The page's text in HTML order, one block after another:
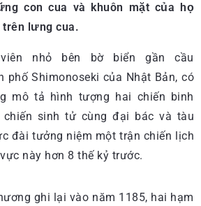
con cua và khuôn mặt của họ
lưng cua.
nhỏ bên bờ biển gần cầu
phố Shimonoseki của Nhật Bản, có
mô tả hình tượng hai chiến binh
chiến sinh tử cùng đại bác và tàu
đài tưởng niệm một trận chiến lịch
này hơn 8 thế kỷ trước.
ghi lại vào năm 1185, hai hạm